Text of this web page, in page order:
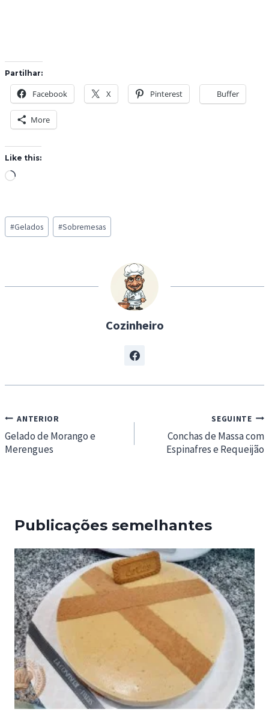
Partilhar:
Facebook X Pinterest Buffer
More
Like this:
L
d
i
…
Post
Tags:
#Gelados #Sobremesas
Cozinheiro
Navegação
de
artigos
ANTERIOR
Gelado de Morango e
Merengues
SEGUINTE
Conchas de Massa com
Espinafres e Requeijão
Publicações semelhantes